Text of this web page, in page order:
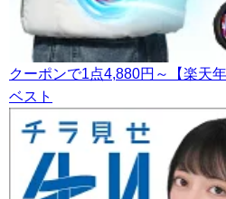
クーポンで1点4,880円～【楽天
ベスト